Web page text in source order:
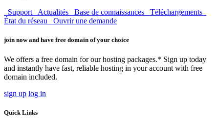
Support Actualités Base de connaissances
Téléchargements
État du réseau
Ouvrir une demande
join now and have free domain of your choice
We offers a free domain for our hosting packages.* Sign up today
and instantly have fast, reliable hosting in your account with free
domain included.
sign up log in
Quick Links